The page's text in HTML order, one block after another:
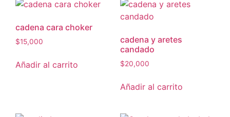
cadena cara choker
$15,000
Añadir al carrito
cadena y aretes
candado
$20,000
Añadir al carrito